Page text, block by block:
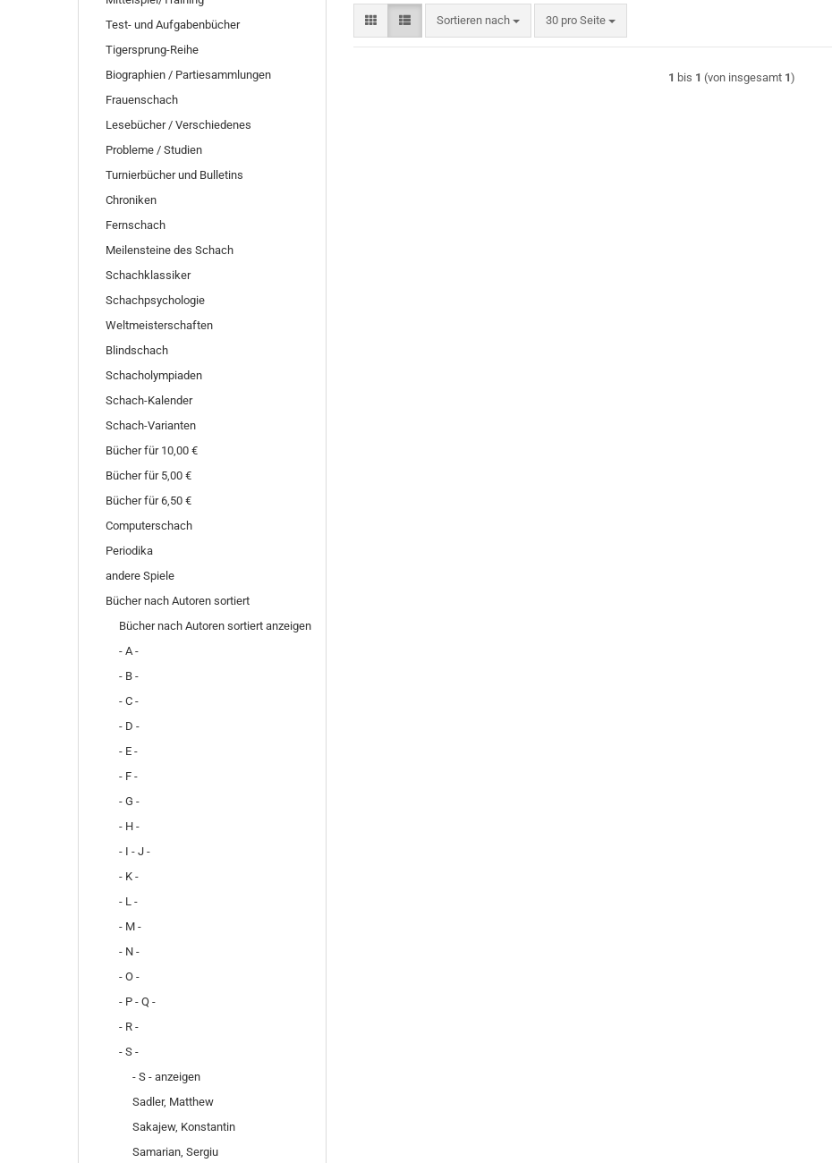
Sortieren nach
Sortieren nach 30 pro Seite
pro Seite
1 bis 1 (von insgesamt 1)
Test- und Aufgabenbücher
Tigersprung-Reihe
Biographien / Partiesammlungen
Frauenschach
Lesebücher / Verschiedenes
Probleme / Studien
Turnierbücher und Bulletins
Chroniken
Fernschach
Meilensteine des Schach
Schachklassiker
Schachpsychologie
Weltmeisterschaften
Blindschach
Schacholympiaden
Schach-Kalender
Schach-Varianten
Bücher für 10,00 €
Bücher für 5,00 €
Bücher für 6,50 €
Computerschach
Periodika
andere Spiele
Bücher nach Autoren sortiert
Bücher nach Autoren sortiert anzeigen
- A -
- B -
- C -
- D -
- E -
- F -
- G -
- H -
- I - J -
- K -
- L -
- M -
- N -
- O -
- P - Q -
- R -
- S -
- S - anzeigen
Sadler, Matthew
Sakajew, Konstantin
Samarian, Sergiu